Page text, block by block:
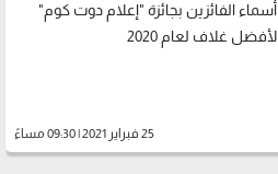
أسماء الفائزين بجائزة "إعلام دوت كوم"
لأفضل غلاف لعام 2020
25 فبراير 2021 | 09:30 مساءً